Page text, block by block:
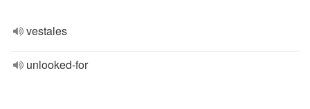
vestales
unlooked-for